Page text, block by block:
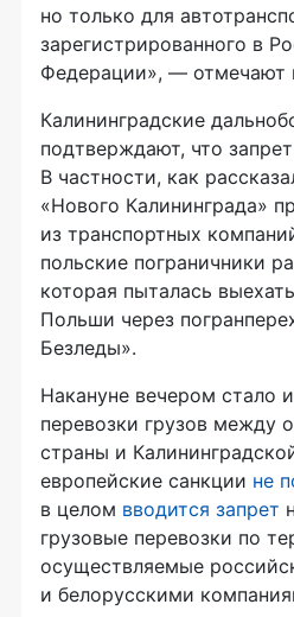
но только для
зарегистрированного в
Федерации», — отмечают
Калининградские
подтверждают, что
В частности, как
«Нового Калининграда»
из транспортных
польские пограничники
которая пыталась
Польши через
Безледы».
Накануне вечером стало
перевозки грузов между
страны и
европейские санкции не
в целом вводится запрет
грузовые перевозки по
осуществляемые
и белорусскими